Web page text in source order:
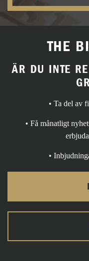
THE
ÄR DU INTE
• Ta del av
• Få månatligt
•